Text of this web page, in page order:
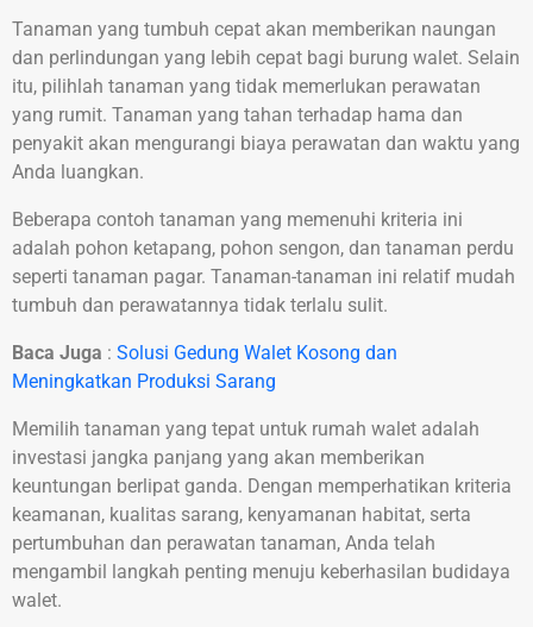
Tanaman yang tumbuh cepat akan memberikan naungan
dan perlindungan yang lebih cepat bagi burung walet. Selain
itu, pilihlah tanaman yang tidak memerlukan perawatan
yang rumit. Tanaman yang tahan terhadap hama dan
penyakit akan mengurangi biaya perawatan dan waktu yang
Anda luangkan.
Beberapa contoh tanaman yang memenuhi kriteria ini
adalah pohon ketapang, pohon sengon, dan tanaman perdu
seperti tanaman pagar. Tanaman-tanaman ini relatif mudah
tumbuh dan perawatannya tidak terlalu sulit.
Baca Juga : Solusi Gedung Walet Kosong dan
Meningkatkan Produksi Sarang
Memilih tanaman yang tepat untuk rumah walet adalah
investasi jangka panjang yang akan memberikan
keuntungan berlipat ganda. Dengan memperhatikan kriteria
keamanan, kualitas sarang, kenyamanan habitat, serta
pertumbuhan dan perawatan tanaman, Anda telah
mengambil langkah penting menuju keberhasilan budidaya
walet.